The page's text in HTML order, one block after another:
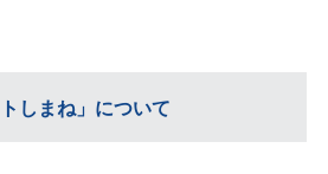
しまね」について